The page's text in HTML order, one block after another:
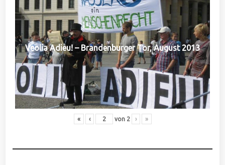
Veolia Adieu! – Brandenburger Tor, August 2013
« ‹ von 2 › »